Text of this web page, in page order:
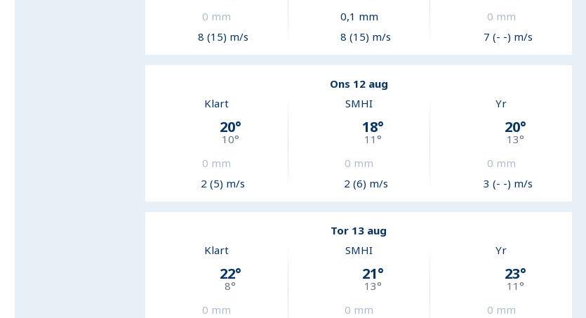
0 mm
8 (15) m/s
0,1 mm
8 (15) m/s
0 mm
7 (- -) m/s
Ons 12 aug
Klart
20°
10°
0 mm
2 (5) m/s
SMHI
18°
11 °
0 mm
2 (6) m/s
Yr
20°
13°
0 mm
3 (- -) m/s
Tor 13 aug
Klart
22°
8°
0 mm
SMHI
21°
13°
0 mm
Yr
23°
11 °
0 mm